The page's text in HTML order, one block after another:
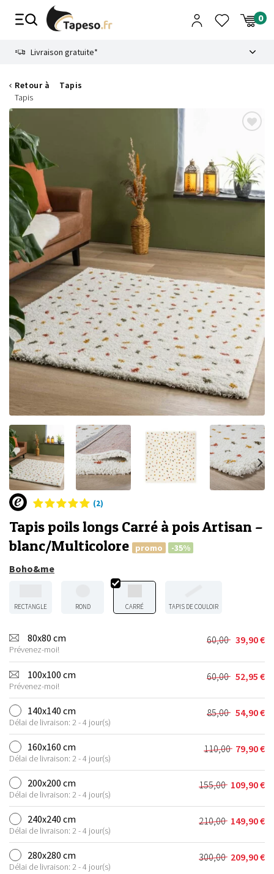
Livraison gratuite*
Retour à
Tapis
Tapis
(2)
Tapis poils longs Carré à pois Artisan –
blanc/Multicolore
promo -35%
Boho&me
RECTANGLE ROND CARRÉ TAPIS DE COULOIR
80x80 cm
Prévenez-moi!
60,00
Le
prix
initial
était :
60,00 €.
39,90€
Le
prix
actuel
est :
39,90 €.
100x100 cm
Prévenez-moi!
60,00
Le
prix
initial
était :
60,00 €.
52,95 €
Le
prix
actuel
est :
52,95 €.
140x140 cm
Délai de livraison: 2 - 4 jour(s)
85,00
Le
prix
initial
était :
85,00 €.
54,90€
Le
prix
actuel
est :
54,90 €.
160x160 cm
Délai de livraison: 2 - 4 jour(s)
110,00
Le
prix
initial
était :
110,00 €.
79,90€
Le
prix
actuel
est :
79,90 €.
200x200 cm
Délai de livraison: 2 - 4 jour(s)
155,00
Le
prix
initial
était :
155,00 €.
109,90€
Le
prix
actuel
est :
109,90 €.
240x240 cm
Délai de livraison: 2 - 4 jour(s)
210,00
Le
prix
initial
était :
149,90€
Le
prix
actuel
est :
280x280 cm
Délai de livraison: 2 - 4 jour(s)
300,00
Le 209,90€
Le